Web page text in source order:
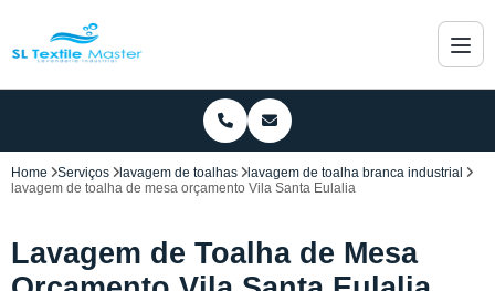
Home Serviços lavagem de toalhas
lavagem de toalha branca industrial
lavagem de toalha de mesa orçamento Vila Santa Eulalia
Lavagem de Toalha de Mesa